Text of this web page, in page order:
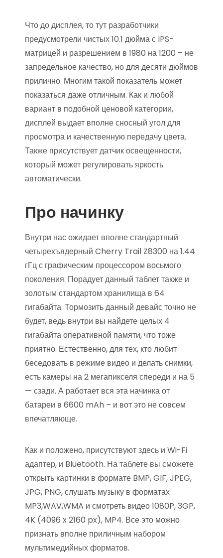
Что до дисплея, то тут разработчики
предусмотрели чистых 10.1 дюйма с IPS-
матрицей и разрешением в 1980 на 1200 – не
запредельное качество, но для десяти дюймов
прилично. Многим такой показатель может
показаться даже отличным. Как и любой
вариант в подобной ценовой категории,
дисплей выдает вполне сносный угол для
просмотра и качественную передачу цвета.
Также присутствует датчик освещенности,
который может регулировать яркость
автоматически.
Про начинку
Внутри нас ожидает вполне стандартный
четырехъядерный Cherry Trail Z8300 на 1.44
гГц с графическим процессором восьмого
поколения. Порадует данный таблет также и
золотым стандартом хранилища в 64
гигабайта. Тормозить данный девайс точно не
будет, ведь внутри вы найдете целых 4
гигабайта оперативной памяти, что тоже
приятно. Естественно, для тех, кто любит
беседовать в режиме видео и делать снимки,
есть камеры на 2 мегапикселя спереди и на 5
— сзади. А работает вся эта начинка от
батареи в 6600 mAh – и вот это не совсем
впечатляюще.
Как и положено, присутствуют здесь и Wi-Fi
адаптер, и Bluetooth. На таблете вы сможете
открыть картинки в формате BMP, GIF, JPEG,
JPG, PNG, слушать музыку в форматах
MP3,WAV,WMA и смотреть видео 1080P, 3GP,
4K (4096 x 2160 px), MP4. Все это можно
признать вполне приличным набором
мультимедийных форматов.